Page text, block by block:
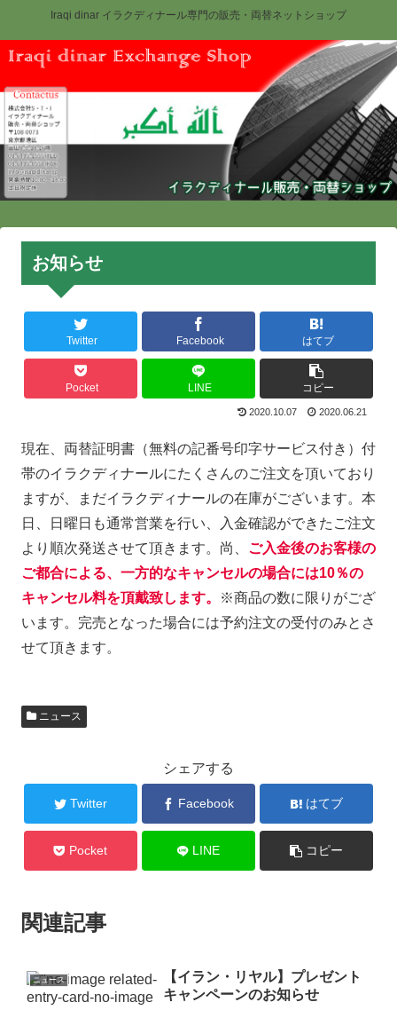
Iraqi dinar イラクディナール専門の販売・両替ネットショップ
お知らせ
Twitter Facebook はてブ
Pocket LINE コピー
2020.10.07 2020.06.21
現在、両替証明書（無料の記番号印字サービス付き）付
帯のイラクディナールにたくさんのご注文を頂いており
ますが、まだイラクディナールの在庫がございます。本
日、日曜日も通常営業を行い、入金確認ができたご注文
より順次発送させて頂きます。尚、 ご入金後のお客様の
ご都合による、一方的なキャンセルの場合には10％の
キャンセル料を頂戴致し ます。
※商品の数に限りがござ
います。完売となった場合には予約注文の受付のみとさ
せて頂きます。
ニュース
シェアする
Twitter Facebook はてブ
Pocket LINE コピー
関連記事
ニュース
【イラン・リヤル】プレゼント
キャンペーンのお知らせ